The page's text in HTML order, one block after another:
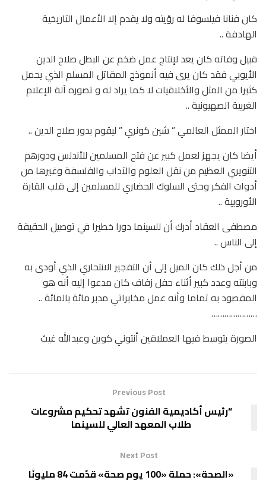
كان فنانا فيلسوفا له رؤيته ولا يقدم إلا الأعمال التاريخية
الهادفة ..
قبيل وفاته كان يعد لإنتاج عمل ضخم عن البطل صلاح الدين
الأيوبي فقد كان يرى فيه أنموذج المقاتل المسلم الذي يحمل
كثيرا من المثل والأخلاقيات لا كما يراد له و تصوره آلة الإعلام
الغربية الصهيونية ..
اختار الممثل العالمي ” شين كونري ” ليقوم بدور صلاح الدين ..
أيضا كان يجهز لعمل كبير عن فتح المسلمين للأندلس ودورهم
التنويري العظيم من نقل العلوم والآداب والفلسفة وغيرها من
أدوات الفكر وحتى السلوك الحضاري للمسلمين إلى قلب القارة
الأوروبية ..
مصطفى العقاد أدرك أن للسينما دورا خطيرا في توصيل الحقيقة
إلى الناس ..
من أجل ذلك كان الميل إلى أن التفجير الانتحاري الذي أودى به
وبابنته وعدد كبير أثناء حفل زفاف كان مدعوا إليه أنه هو
المقصود به تماما وأنه عمل مخابراتي مدبر مائة بالمائة ..
…………………
الصورة يتوسط فيها العملاقين أنتوني كوين وعبدالله غيث
Previous Post
“رئيس أكاديمية الفنون تشهد تحكيم مشروعات
طلاب المعهد العالي للسينما
Next Post
«الصحة»: حملة «100 يوم صحة» قدّمت 84 مليونًا